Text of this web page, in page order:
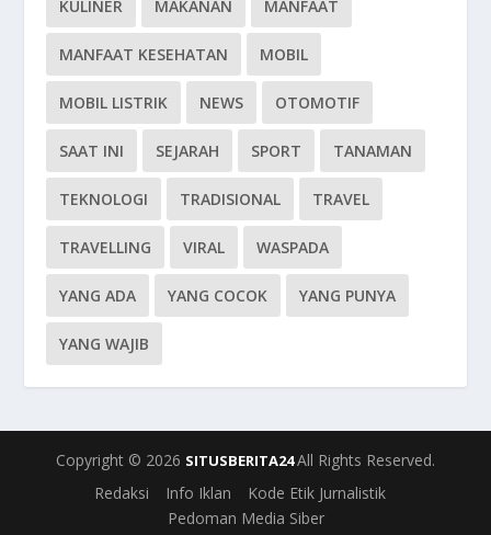
KULINER MAKANAN MANFAAT
MANFAAT KESEHATAN MOBIL
MOBIL LISTRIK NEWS OTOMOTIF
SAAT INI SEJARAH SPORT TANAMAN
TEKNOLOGI TRADISIONAL TRAVEL
TRAVELLING VIRAL WASPADA
YANG ADA YANG COCOK YANG PUNYA
YANG WAJIB
Copyright © 2026 SITUSBERITA24All Rights Reserved.
Redaksi
Info Iklan
Kode Etik Jurnalistik
Pedoman Media Siber